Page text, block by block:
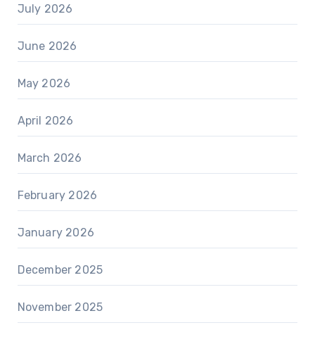
July 2026
June 2026
May 2026
April 2026
March 2026
February 2026
January 2026
December 2025
November 2025